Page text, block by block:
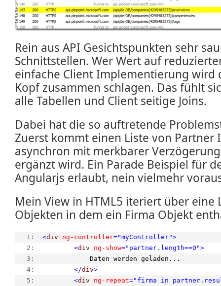
Rein aus API Gesichtspunkten sehr
Schnittstellen. Wer Wert auf
einfache Client Implementierung wird
Kopf zusammen schlagen. Das fühlt
alle Tabellen und Client seitige Joins.
Dabei hat die so auftretende
Zuerst kommt einen Liste von Partner
asynchron mit merkbarer
ergänzt wird. Ein Parade Beispiel für
Angularjs erlaubt, nein vielmehr
Mein View in HTML5 iteriert über eine
Objekten in dem ein Firma Objekt
   1:
<div ng-controller="myController">
   2:
<div ng-show="partner.length==0">
   3:
            Daten werden geladen...
   4:
</div>
   5:
<div ng-repeat="firma in